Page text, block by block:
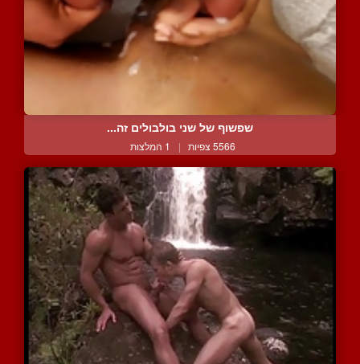
שפשוף של שני בולבולים זה...
5566 צפיות | 1 המלצות